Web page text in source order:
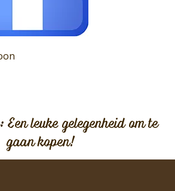
leuke gelegenheid om te
gaan kopen!